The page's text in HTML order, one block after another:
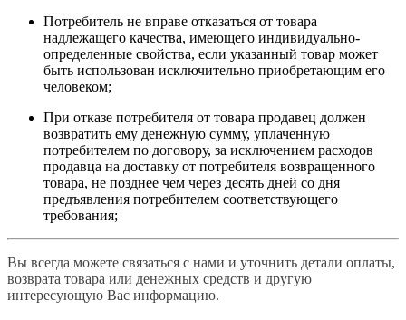
Потребитель не вправе отказаться от товара
надлежащего качества, имеющего индивидуально-
определенные свойства, если указанный товар может
быть использован исключительно приобретающим его
человеком;
При отказе потребителя от товара продавец должен
возвратить ему денежную сумму, уплаченную
потребителем по договору, за исключением расходов
продавца на доставку от потребителя возвращенного
товара, не позднее чем через десять дней со дня
предъявления потребителем соответствующего
требования;
Вы всегда можете связаться с нами и уточнить детали оплаты,
возврата товара или денежных средств и другую
интересующую Вас информацию.